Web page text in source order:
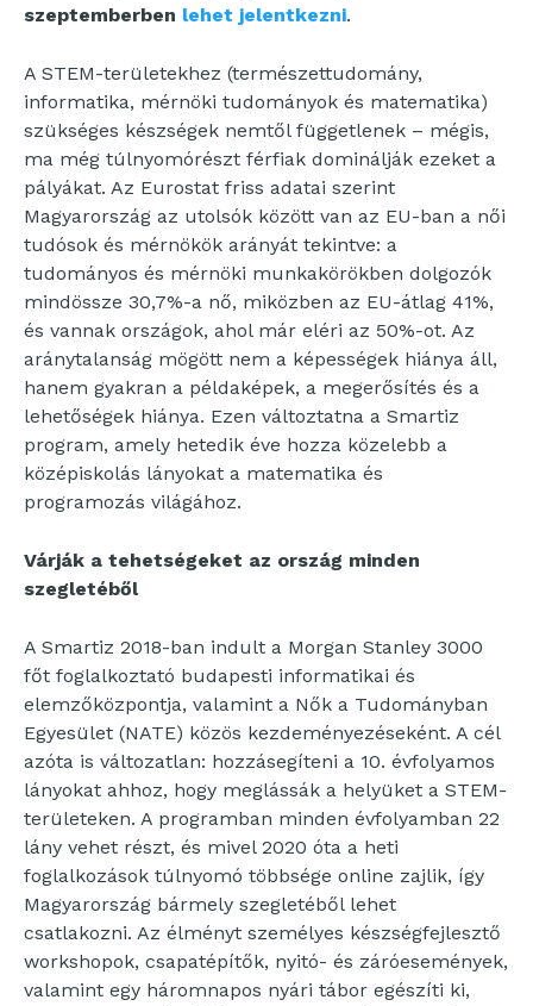
szeptemberben lehet jelentkezni.
A STEM-területekhez (természettudomány,
informatika, mérnöki tudományok és matematika)
szükséges készségek nemtől függetlenek – mégis,
ma még túlnyomórészt férfiak dominálják ezeket a
pályákat. Az Eurostat friss adatai szerint
Magyarország az utolsók között van az EU-ban a női
tudósok és mérnökök arányát tekintve: a
tudományos és mérnöki munkakörökben dolgozók
mindössze 30,7%-a nő, miközben az EU-átlag 41%,
és vannak országok, ahol már eléri az 50%-ot. Az
aránytalanság mögött nem a képességek hiánya áll,
hanem gyakran a példaképek, a megerősítés és a
lehetőségek hiánya. Ezen változtatna a Smartiz
program, amely hetedik éve hozza közelebb a
középiskolás lányokat a matematika és
programozás világához.
Várják a tehetségeket az ország minden
szegletéből
A Smartiz 2018-ban indult a Morgan Stanley 3000
főt foglalkoztató budapesti informatikai és
elemzőközpontja, valamint a Nők a Tudományban
Egyesület (NATE) közös kezdeményezéseként. A cél
azóta is változatlan: hozzásegíteni a 10. évfolyamos
lányokat ahhoz, hogy meglássák a helyüket a STEM-
területeken. A programban minden évfolyamban 22
lány vehet részt, és mivel 2020 óta a heti
foglalkozások túlnyomó többsége online zajlik, így
Magyarország bármely szegletéből lehet
csatlakozni. Az élményt személyes készségfejlesztő
workshopok, csapatépítők, nyitó- és záróesemények,
valamint egy háromnapos nyári tábor egészíti ki,